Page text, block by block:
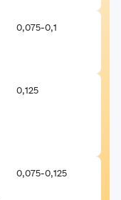
0,075-0,1
0,125
0,075-0,125